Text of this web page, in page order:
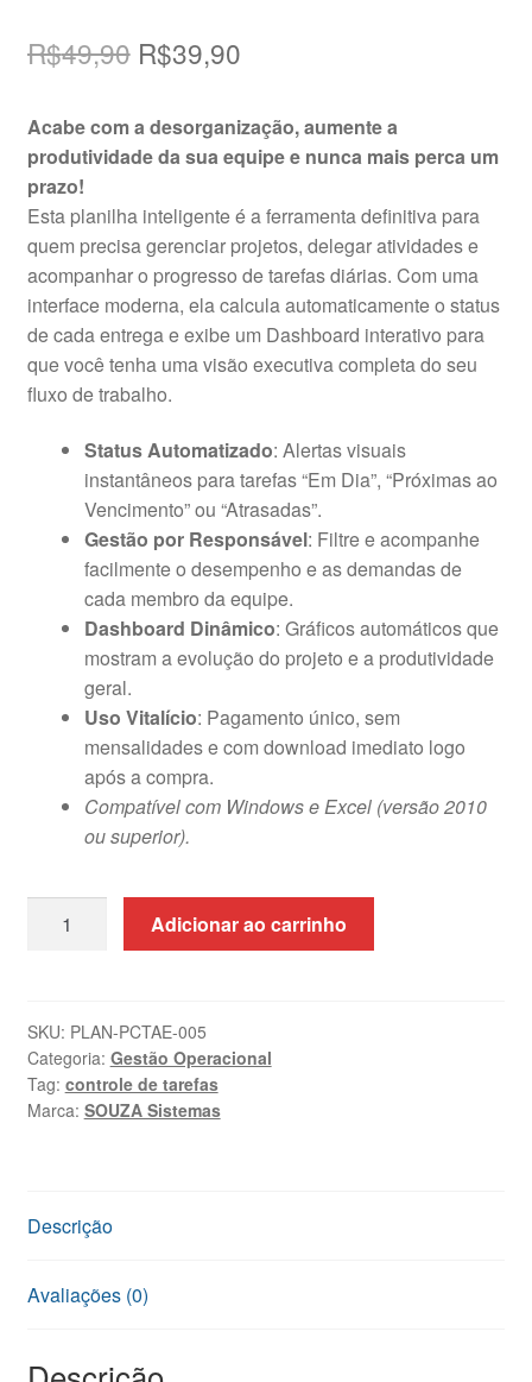
R$49,90 O
original
R$49,90.
R$39,90O
atual
é:
R$39,90.
Acabe com a desorganização, aumente a
produtividade da sua equipe e nunca mais perca um
prazo!
Esta planilha inteligente é a ferramenta definitiva para
quem precisa gerenciar projetos, delegar atividades e
acompanhar o progresso de tarefas diárias. Com uma
interface moderna, ela calcula automaticamente o status
de cada entrega e exibe um Dashboard interativo para
que você tenha uma visão executiva completa do seu
fluxo de trabalho.
Status Automatizado: Alertas visuais
instantâneos para tarefas “Em Dia”, “Próximas ao
Vencimento” ou “Atrasadas”.
Gestão por Responsável: Filtre e acompanhe
facilmente o desempenho e as demandas de
cada membro da equipe.
Dashboard Dinâmico: Gráficos automáticos que
mostram a evolução do projeto e a produtividade
geral.
Uso Vitalício: Pagamento único, sem
mensalidades e com download imediato logo
após a compra.
Compatível com Windows e Excel (versão 2010
ou superior).
Tarefas
e
Atividades
no
Adicionar ao carrinho
SKU: PLAN-PCTAE-005
Categoria: Gestão Operacional
Tag: controle de tarefas
Marca: SOUZA Sistemas
Descrição
Avaliações (0)